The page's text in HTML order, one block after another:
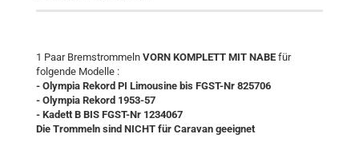
1 Paar Bremstrommeln VORN KOMPLETT MIT NABE für
folgende Modelle :
- Olympia Rekord PI Limousine bis FGST-Nr 825706
- Olympia Rekord 1953-57
- Kadett B BIS FGST-Nr 1234067
Die Trommeln sind NICHT für Caravan geeignet